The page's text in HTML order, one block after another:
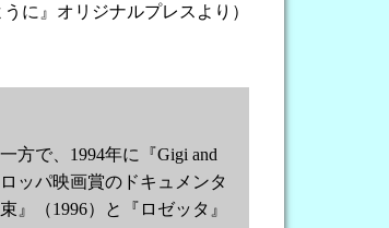
うに』オリジナルプレスより）
方で、1994年に『Gigi and
ッパ映画賞のドキュメンタ
（1996）と『ロゼッタ』